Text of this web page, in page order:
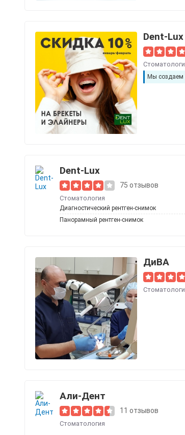
Dent-Lux
Мы создаем
Dent-Lux
75 отзывов
Стоматология
Диагностический рентген-снимок
Панорамный рентген-снимок
ДиВА
Али-Дент
11 отзывов
Стоматология